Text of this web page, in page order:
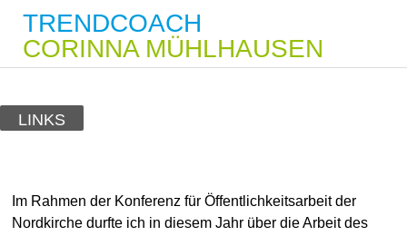
TRENDCOACH
CORINNA MÜHLHAUSEN
LINKS
Im Rahmen der Konferenz für Öffentlichkeitsarbeit der
Nordkirche durfte ich in diesem Jahr über die Arbeit des